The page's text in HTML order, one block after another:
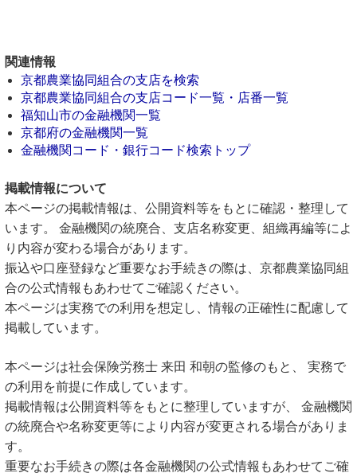
関連情報
京都農業協同組合の支店を検索
京都農業協同組合の支店コード一覧・店番一覧
福知山市の金融機関一覧
京都府の金融機関一覧
金融機関コード・銀行コード検索トップ
掲載情報について
本ページの掲載情報は、公開資料等をもとに確認・整理して
います。 金融機関の統廃合、支店名称変更、組織再編等によ
り内容が変わる場合があります。
振込や口座登録など重要なお手続きの際は、京都農業協同組
合の公式情報もあわせてご確認ください。
本ページは実務での利用を想定し、情報の正確性に配慮して
掲載しています。
本ページは社会保険労務士 来田 和朝の監修のもと、 実務で
の利用を前提に作成しています。
掲載情報は公開資料等をもとに整理していますが、 金融機関
の統廃合や名称変更等により内容が変更される場合がありま
す。
重要なお手続きの際は各金融機関の公式情報もあわせてご確